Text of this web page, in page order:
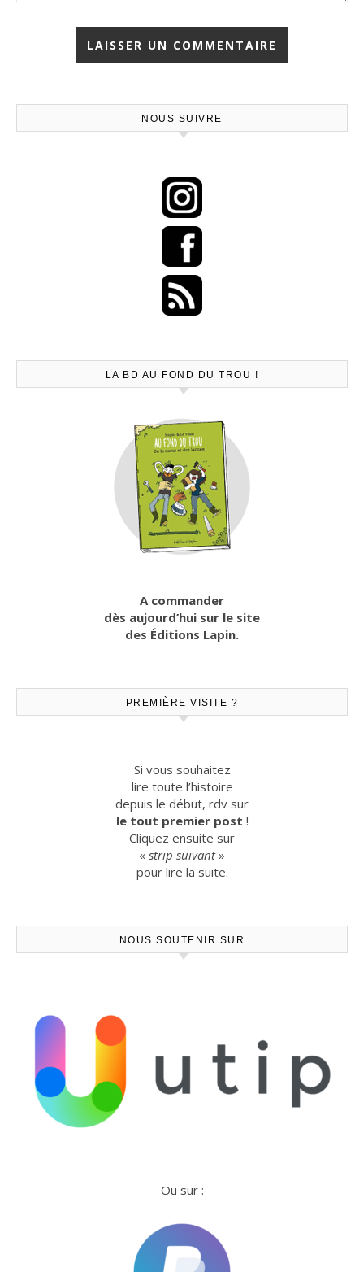
NOUS SUIVRE
LA BD AU FOND DU TROU !
A commander
dès aujourd’hui sur le site
des Éditions Lapin.
PREMIÈRE VISITE ?
Si vous souhaitez
lire toute l’histoire
depuis le début, rdv sur
le tout premier post !
Cliquez ensuite sur
« strip suivant»
pour lire la suite.
NOUS SOUTENIR SUR
Ou sur :